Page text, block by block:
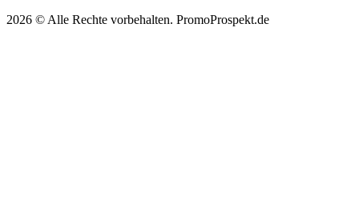
2026 © Alle Rechte vorbehalten. PromoProspekt.de